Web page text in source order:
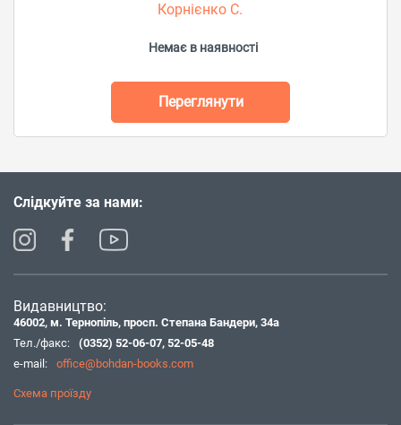
Корнієнко С.
Немає в наявності
Переглянути
Слідкуйте за нами:
Видавництво:
46002, м. Тернопіль, просп. Степана Бандери, 34а
Тел./факс:
(0352) 52-06-07, 52-05-48
e-mail:
office@bohdan-books.com
Схема проїзду